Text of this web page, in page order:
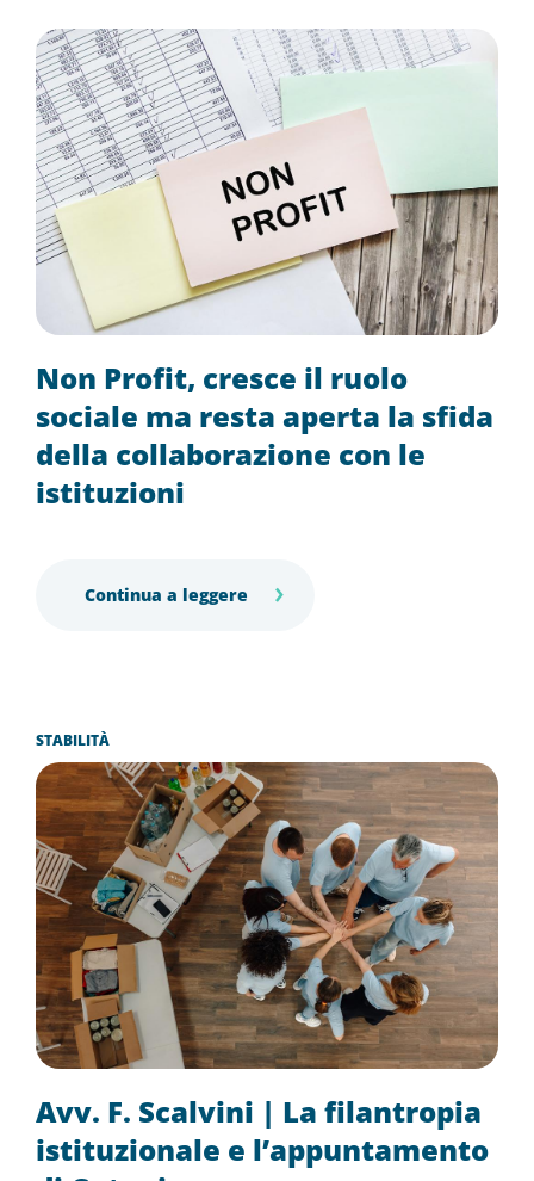
Non Profit, cresce il ruolo
sociale ma resta aperta la sfida
della collaborazione con le
istituzioni
Continua a leggere
Avv. F. Scalvini | La filantropia
istituzionale e l’appuntamento
STABILITÀ